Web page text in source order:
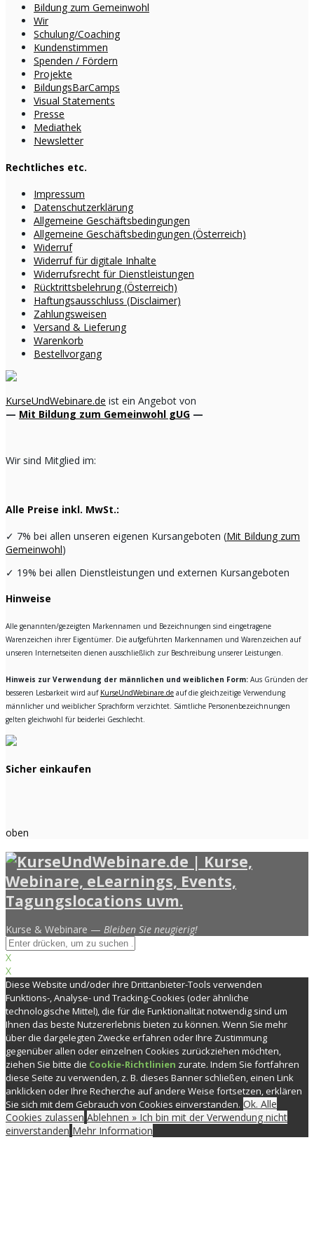
Bildung zum Gemeinwohl
Wir
Schulung/Coaching
Kundenstimmen
Spenden / Fördern
Projekte
BildungsBarCamps
Visual Statements
Presse
Mediathek
Newsletter
Rechtliches etc.
Impressum
Datenschutzerklärung
Allgemeine Geschäftsbedingungen
Allgemeine Geschäftsbedingungen (Österreich)
Widerruf
Widerruf für digitale Inhalte
Widerrufsrecht für Dienstleistungen
Rücktrittsbelehrung (Österreich)
Haftungsausschluss (Disclaimer)
Zahlungsweisen
Versand & Lieferung
Warenkorb
Bestellvorgang
KurseUndWebinare.de ist ein Angebot von
— Mit Bildung zum Gemeinwohl gUG —
Wir sind Mitglied im:
Alle Preise inkl. MwSt.:
✓ 7% bei allen unseren eigenen Kursangeboten (Mit Bildung zum
Gemeinwohl)
✓ 19% bei allen Dienstleistungen und externen Kursangeboten
Hinweise
Alle genannten/gezeigten Markennamen und Bezeichnungen sind eingetragene
Warenzeichen ihrer Eigentümer. Die aufgeführten Markennamen und Warenzeichen auf
unseren Internetseiten dienen ausschließlich zur Beschreibung unserer Leistungen.
Hinweis zur Verwendung der männlichen und weiblichen Form: Aus Gründen der
besseren Lesbarkeit wird auf KurseUndWebinare.de auf die gleichzeitige Verwendung
männlicher und weiblicher Sprachform verzichtet. Sämtliche Personenbezeichnungen
gelten gleichwohl für beiderlei Geschlecht.
Sicher einkaufen
oben
Kurse & Webinare — Bleiben Sie neugierig!
X
X
Diese Website und/oder ihre Drittanbieter-Tools verwenden
Funktions-, Analyse- und Tracking-Cookies (oder ähnliche
technologische Mittel), die für die Funktionalität notwendig sind um
Ihnen das beste Nutzererlebnis bieten zu können. Wenn Sie mehr
über die dargelegten Zwecke erfahren oder Ihre Zustimmung
gegenüber allen oder einzelnen Cookies zurückziehen möchten,
ziehen Sie bitte die Cookie-Richtlinien zurate. Indem Sie fortfahren
diese Seite zu verwenden, z. B. dieses Banner schließen, einen Link
anklicken oder Ihre Recherche auf andere Weise fortsetzen, erklären
Sie sich mit dem Gebrauch von Cookies einverstanden. Ok. Alle
Cookies zulassen Ablehnen » Ich bin mit der Verwendung nicht
einverstanden Mehr Information